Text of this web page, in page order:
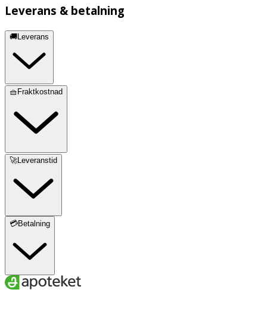
Leverans & betalning
🚚Leverans
🧺Fraktkostnad
🚀Leveranstid
💳Betalning